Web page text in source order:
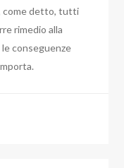
come detto, tutti
rimedio alla
conseguenze